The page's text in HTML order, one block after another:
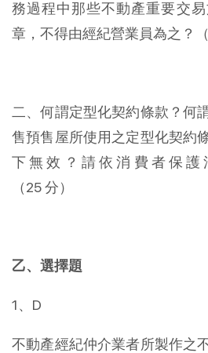
務過程中那些不動產重要交
章，不得由經紀營業員為之？（
二、何謂定型化契約條款？何
售預售屋所使用之定型化契約
下無效？請依消費者保護
（25 分）
乙、選擇題
1、D
不動產經紀仲介業者所製作之